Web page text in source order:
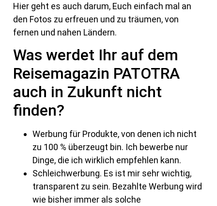
Hier geht es auch darum, Euch einfach mal an
den Fotos zu erfreuen und zu träumen, von
fernen und nahen Ländern.
Was werdet Ihr auf dem
Reisemagazin PATOTRA
auch in Zukunft nicht
finden?
Werbung für Produkte, von denen ich nicht
zu 100 % überzeugt bin. Ich bewerbe nur
Dinge, die ich wirklich empfehlen kann.
Schleichwerbung. Es ist mir sehr wichtig,
transparent zu sein. Bezahlte Werbung wird
wie bisher immer als solche